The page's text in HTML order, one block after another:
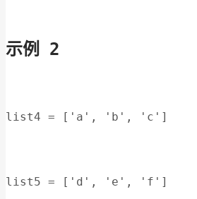
示例 2
list4 = ['a', 'b', 'c']
list5 = ['d', 'e', 'f']